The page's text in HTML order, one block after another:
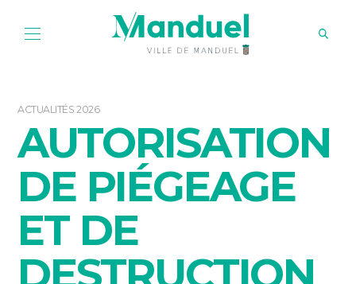
ACTUALITÉS 2026
AUTORISATION
DE PIÉGEAGE
ET DE